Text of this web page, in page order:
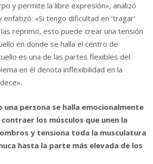
y permite la libre expresión», analizó
«Si tengo dificultad en ‘tragar’
reprimo, esto puede crear una tensión
en donde se halla el centro de
es una de las partes flexibles del
en él denota inflexibilidad en la
una persona se halla emocionalmente
los músculos que unen la
y tensiona toda la musculatura
hasta la parte más elevada de los